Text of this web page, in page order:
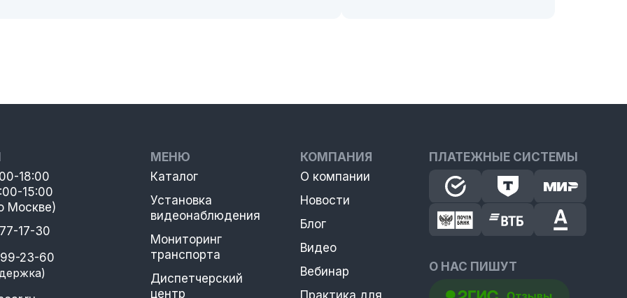
18:00
15:00
Москве)
17-30
23-60
МЕНЮ
Каталог
Установка
видеонаблюдения
Мониторинг
транспорта
Диспетчерский
центр
КОМПАНИЯ
О компании
Новости
Блог
Видео
Вебинар
Практика для
ПЛАТЕЖНЫЕ СИСТЕМЫ
О НАС ПИШУТ